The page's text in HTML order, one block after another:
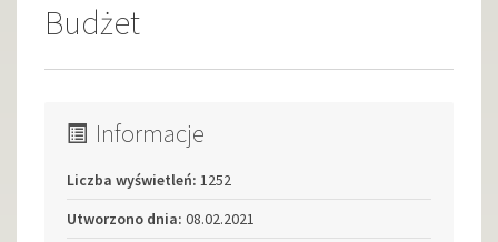
Budżet
Informacje
Liczba wyświetleń: 1252
Utworzono dnia: 08.02.2021